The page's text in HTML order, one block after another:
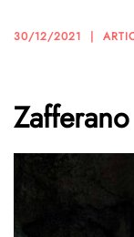
30/12/2021